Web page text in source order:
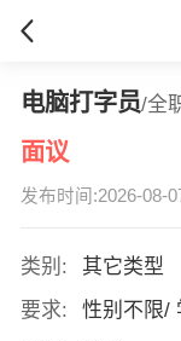
电脑打字员/全
面议
发布时间:2026-08-
类别:
其它类型
要求:
性别不限/